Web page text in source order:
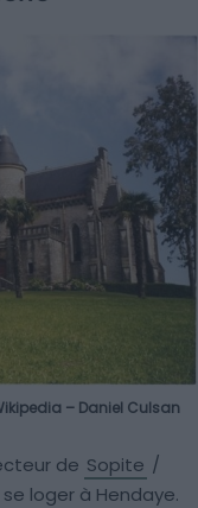
– Daniel Culsan
de Sopite /
loger à Hendaye.